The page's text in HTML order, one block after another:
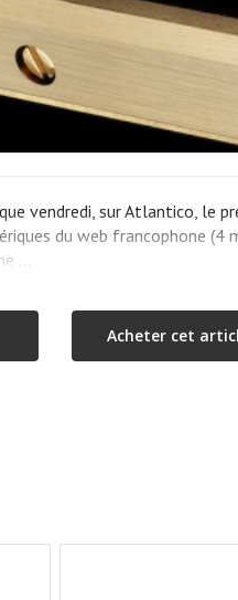
vendredi, sur Atlantico, le
du web francophone (4
…
Acheter cet